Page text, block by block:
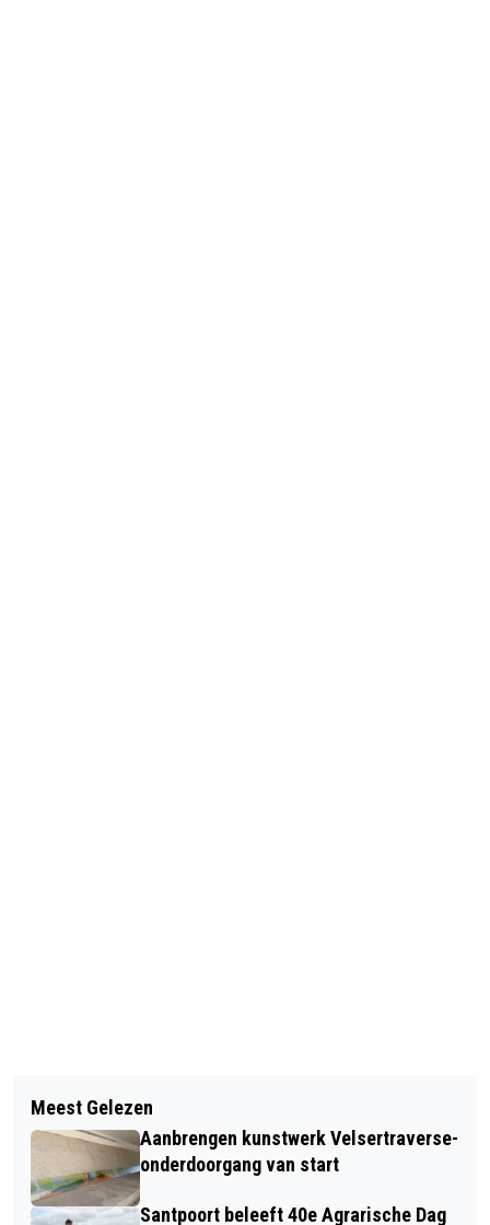
POLITIE MASSAAL UITGERUKT
WEGENS VECHTPARTIJEN BIJ
POPPODIUM BEVERWIJK
‘HAAK IN’ VOOR OEKRAÏNE
Meest Gelezen
Aanbrengen kunstwerk Velsertraverse-
onderdoorgang van start
Santpoort beleeft 40e Agrarische Dag